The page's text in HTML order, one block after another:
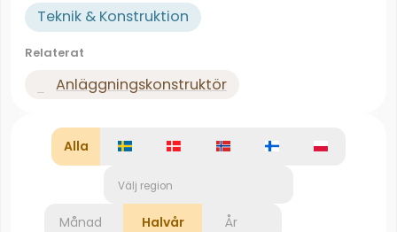
Teknik & Konstruktion
Relaterat
Anläggningskonstruktör
Alla
Välj region
Månad Halvår År